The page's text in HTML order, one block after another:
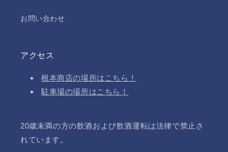
お問い合わせ
アクセス
根本商店の場所はこちら！
駐車場の場所はこちら！
20歳未満の方の飲酒および飲酒運転は法律で禁止さ
れています。